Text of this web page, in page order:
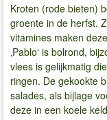
Kroten (rode bieten)
groente in de herfst.
vitamines maken
‚Pablo‘ is bolrond,
vlees is gelijkmatig
ringen. De gekookte
salades, als bijlage
deze in een koele